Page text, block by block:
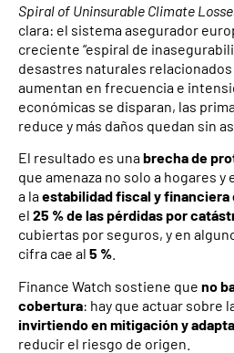
Spiral of Uninsurable Climate
clara: el sistema asegurador
creciente “espiral de
desastres naturales
aumentan en frecuencia e
económicas se disparan, las
reduce y más daños quedan sin
El resultado es unabrecha de
que amenaza no solo a hogares
a laestabilidad fiscal y financiera
el 25 % de las pérdidas por
cubiertas por seguros, y en
cifra cae al 5 %
Finance Watch sostiene que no
cobertura: hay que actuar sobre
invirtiendo en mitigación y
reducir el riesgo de origen.